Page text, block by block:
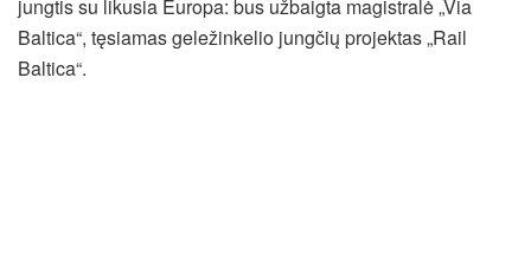
jungtis su likusia Europa: bus užbaigta magistralė „Via
Baltica“, tęsiamas geležinkelio jungčių projektas „Rail
Baltica“.